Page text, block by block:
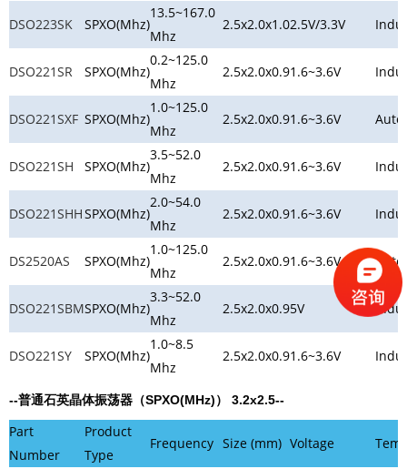
DSO223SK SPXO(Mhz)
13.5~167.0
Mhz
2.5x2.0x1.02.5V/3.3V
DSO221SR SPXO(Mhz)
0.2~125.0
Mhz
2.5x2.0x0.91.6~3.6V
DSO221SXF SPXO(Mhz)
1.0~125.0
Mhz
2.5x2.0x0.91.6~3.6V
DSO221SH SPXO(Mhz)
3.5~52.0
Mhz
2.5x2.0x0.91.6~3.6V
DSO221SHHSPXO(Mhz)
2.0~54.0
Mhz
2.5x2.0x0.91.6~3.6V
DS2520AS SPXO(Mhz)
1.0~125.0
Mhz
2.5x2.0x0.91.6~3.6V
DSO221SBMSPXO(Mhz)
3.3~52.0
Mhz
2.5x2.0x0.95V
DSO221SY SPXO(Mhz)
1.0~8.5
Mhz
2.5x2.0x0.91.6~3.6V
--普通石英晶体振荡器（SPXO(MHz)） 3.2x2.5--
Part
Number
Product
Type
Frequency Size (mm) Voltage